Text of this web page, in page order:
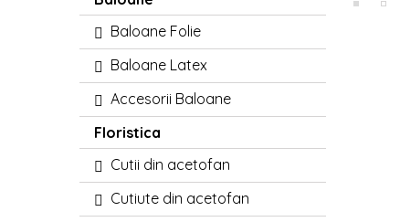
Baloane Folie
Baloane Latex
Accesorii Baloane
Floristica
Cutii din acetofan
Cutiute din acetofan